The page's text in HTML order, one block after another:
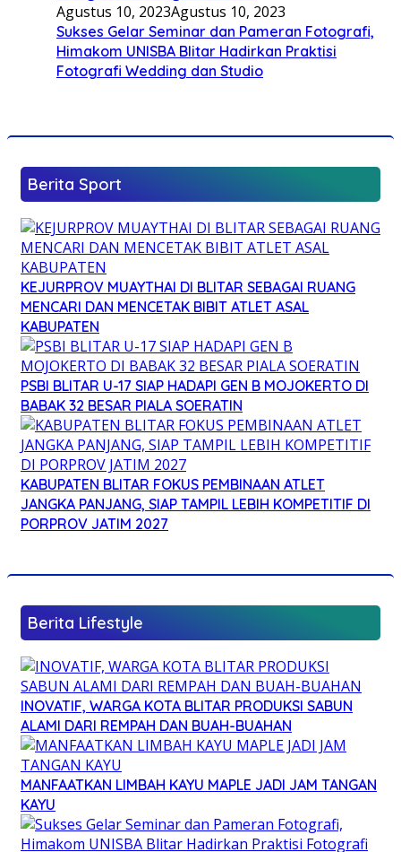
Agustus 10, 2023Agustus 10, 2023
Sukses Gelar Seminar dan Pameran Fotografi,
Himakom UNISBA Blitar Hadirkan Praktisi
Fotografi Wedding dan Studio
Berita Sport
KEJURPROV MUAYTHAI DI BLITAR SEBAGAI RUANG
MENCARI DAN MENCETAK BIBIT ATLET ASAL
KABUPATEN
PSBI BLITAR U-17 SIAP HADAPI GEN B MOJOKERTO DI
BABAK 32 BESAR PIALA SOERATIN
KABUPATEN BLITAR FOKUS PEMBINAAN ATLET
JANGKA PANJANG, SIAP TAMPIL LEBIH KOMPETITIF DI
PORPROV JATIM 2027
Berita Lifestyle
INOVATIF, WARGA KOTA BLITAR PRODUKSI SABUN
ALAMI DARI REMPAH DAN BUAH-BUAHAN
MANFAATKAN LIMBAH KAYU MAPLE JADI JAM TANGAN
KAYU